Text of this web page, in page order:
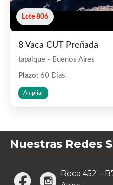
Lote 806
8 Vaca CUT Preñada
tapalque - Buenos Aires
Plazo: 60 Dias.
Ampliar
Nuestras Redes
Roca 452 –